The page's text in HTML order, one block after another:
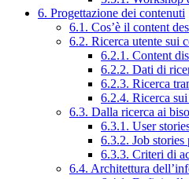
6. Progettazione dei contenuti
6.1. Cos’è il content
6.2. Ricerca utente sui
6.2.1. Content
6.2.2. Dati di
6.2.3. Ricerca
6.2.4. Ricerca
6.3. Dalla ricerca ai
6.3.1. User
6.3.2. Job
6.3.3. Criteri di
6.4. Architettura